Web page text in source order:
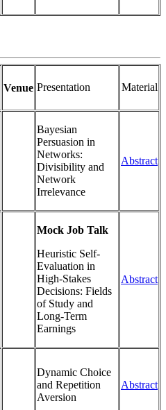
Material
Presentation
Venue
Abstract
Bayesian
Persuasion in
Networks:
Divisibility and
Network
Irrelevance
Abstract
Mock Job Talk
Heuristic Self-
Evaluation in
High-Stakes
Decisions: Fields
of Study and
Long-Term
Earnings
Abstract
Dynamic Choice
and Repetition
Aversion